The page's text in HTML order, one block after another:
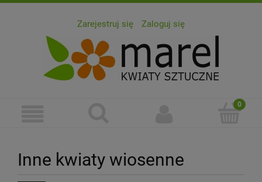
Zarejestruj się Zaloguj się
Inne kwiaty wiosenne